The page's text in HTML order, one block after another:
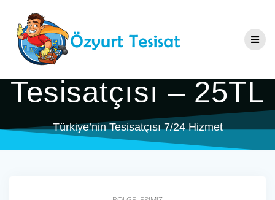
content
Yıldıztepe
Tesisatçı & Su
Tesisatçısı – 25TL
Türkiye’nin Tesisatçısı 7/24 Hizmet